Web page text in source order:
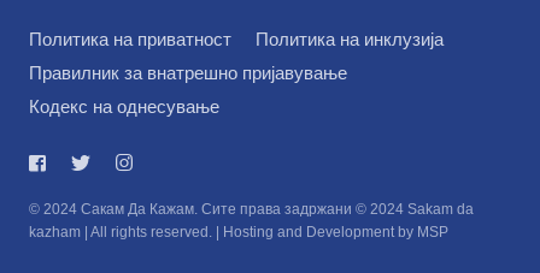
Политика на приватност
Политика на инклузија
Правилник за внатрешно пријавување
Кодекс на однесување
© 2024 Сакам Да Кажам. Сите права задржани © 2024 Sakam da
kazham | All rights reserved. | Hosting and Development by MSP